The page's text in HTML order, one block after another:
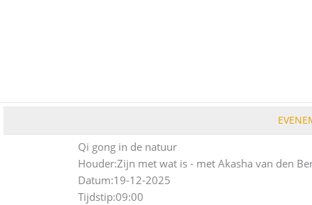
Qi gong in de natuur
Houder:Zijn met wat is - met Akasha van den
Datum:19-12-2025
Tijdstip:09:00